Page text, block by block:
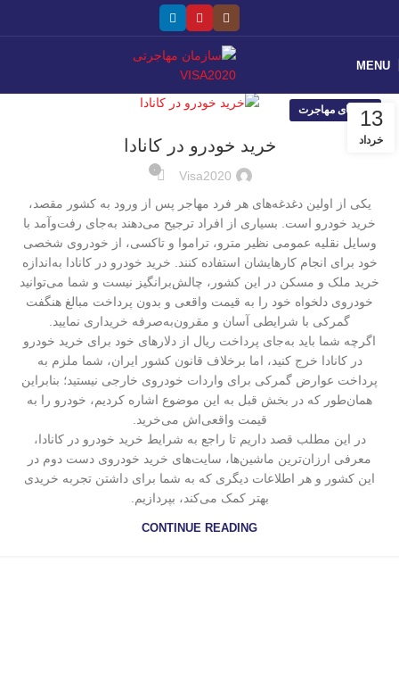
MENU
13
خرداد
راهنمای مهاجرت
خرید خودرو در کانادا
Visa2020 ۰
یکی از اولین دغدغه‌های هر فرد مهاجر پس از ورود به کشور مقصد،
خرید خودرو است. بسیاری از افراد ترجیح می‌دهند به‌جای رفت‌وآمد با
وسایل نقلیه عمومی نظیر مترو، تراموا و تاکسی، از خودروی شخصی
خود برای انجام کارهایشان استفاده کنند. خرید خودرو در کانادا به‌اندازه
خرید ملک و مسکن در این کشور، چالش‌برانگیز نیست و شما می‌توانید
خودروی دلخواه خود را به قیمت واقعی و بدون پرداخت مبالغ هنگفت
گمرکی با شرایطی آسان و مقرون‌به‌صرفه خریداری نمایید.
اگرچه شما باید به‌جای پرداخت ریال از دلارهای خود برای خرید خودرو
در کانادا خرج کنید، اما برخلاف قانون کشور ایران، شما ملزم به
پرداخت عوارض گمرکی برای واردات خودروی خارجی نیستید؛ بنابراین
همان‌طور که در بخش قبل به این موضوع اشاره کردیم، خودرو را به
قیمت واقعی‌اش می‌خرید.
در این مطلب قصد داریم تا راجع به شرایط خرید خودرو در کانادا،
معرفی ارزان‌ترین ماشین‌ها، سایت‌های خرید خودروی دست دوم در
این کشور و هر اطلاعات دیگری که به شما برای داشتن تجربه خریدی
بهتر کمک می‌کند، بپردازیم.
CONTINUE READING